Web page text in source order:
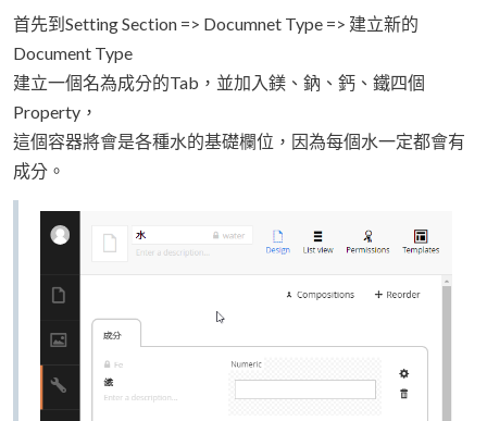
首先到Setting Section => Documnet Type => 建立新的
Document Type
建立一個名為成分的Tab，並加入鎂、鈉、鈣、鐵四個
Property，
這個容器將會是各種水的基礎欄位，因為每個水一定都會有
成分。